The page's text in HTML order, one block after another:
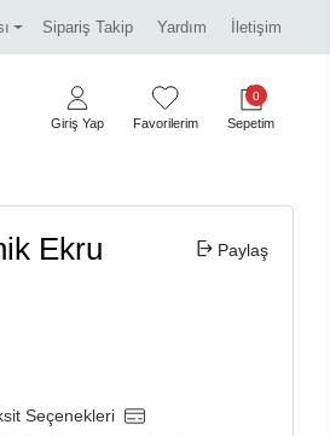
Tüm kredi kartlarına
Sipariş Takip Yardım İletişim
Giriş Yap Favorilerim
0
Sepetim
Ekru
Paylaş
Seçenekleri